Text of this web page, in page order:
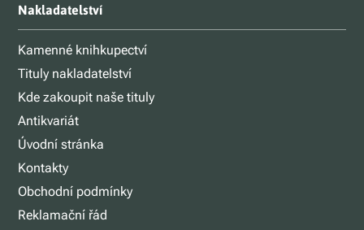
Nakladatelství
Kamenné knihkupectví
Tituly nakladatelství
Kde zakoupit naše tituly
Antikvariát
Úvodní stránka
Kontakty
Obchodní podmínky
Reklamační řád